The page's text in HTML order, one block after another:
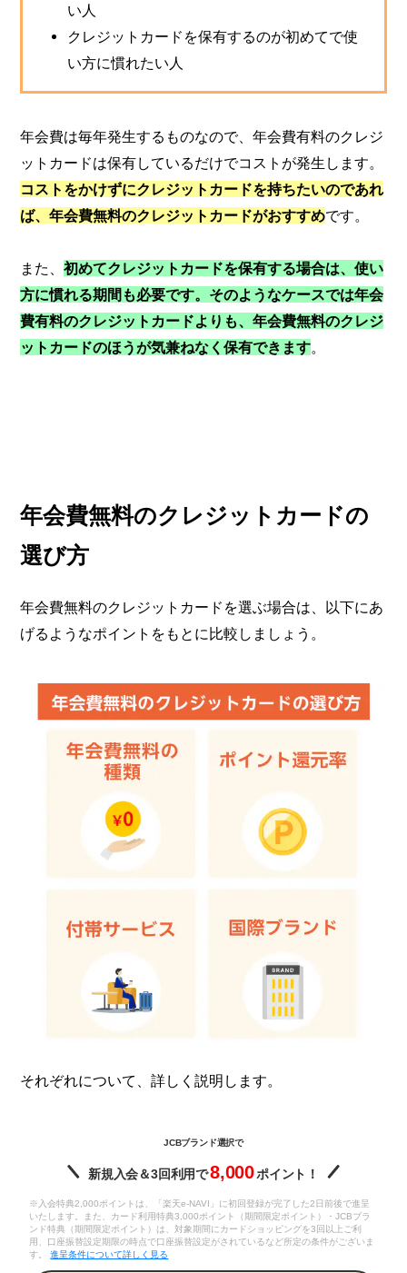
い人
クレジットカードを保有するのが初めてで使
い方に慣れたい人
年会費は毎年発生するものなので、年会費有料のクレジ
ットカードは保有しているだけでコストが発生します。
コストをかけずにクレジットカードを持ちたいのであれ
ば、年会費無料のクレジットカードがおすすめです。
また、初めてクレジットカードを保有する場合は、使い
方に慣れる期間も必要です。そのようなケースでは年会
費有料のクレジットカードよりも、年会費無料のクレジ
ットカードのほうが気兼ねなく保有できます。
年会費無料のクレジットカードの
選び方
年会費無料のクレジットカードを選ぶ場合は、以下にあ
げるようなポイントをもとに比較しましょう。
それぞれについて、詳しく説明します。
JCBブランド選択で
新規入会＆3回利用で8,000ポイント！
※入会特典2,000ポイントは、「楽天e-NAVI」に初回登録が完了した2日前後で進呈
いたします。また、カード利用特典3,000ポイント（期間限定ポイント）・JCBブラ
ンド特典（期間限定ポイント）は、対象期間にカードショッピングを3回以上ご利
用、口座振替設定期限の時点で口座振替設定がされているなど所定の条件がございま
す。進呈条件について詳しく見る